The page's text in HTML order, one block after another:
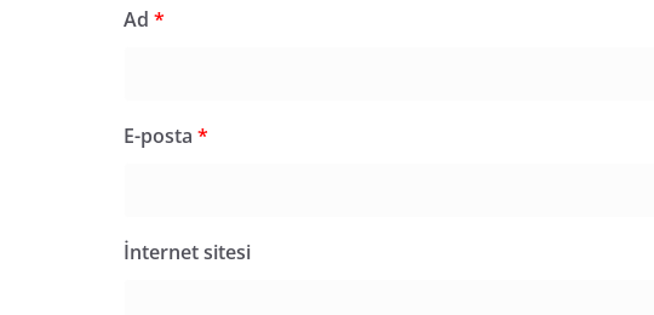
Ad *
E-posta *
İnternet sitesi